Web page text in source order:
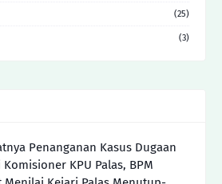
(25)
(3)
Penanganan Kasus Dugaan
KPU Palas, BPM